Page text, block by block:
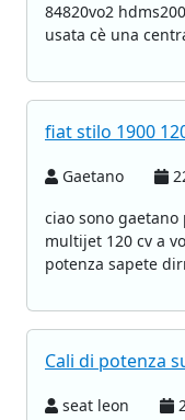
84820vo2
usata cè una
fiat stilo 1900
Gaetano
ciao sono
multijet 120 cv a
potenza sapete
Cali di potenza
seat leon